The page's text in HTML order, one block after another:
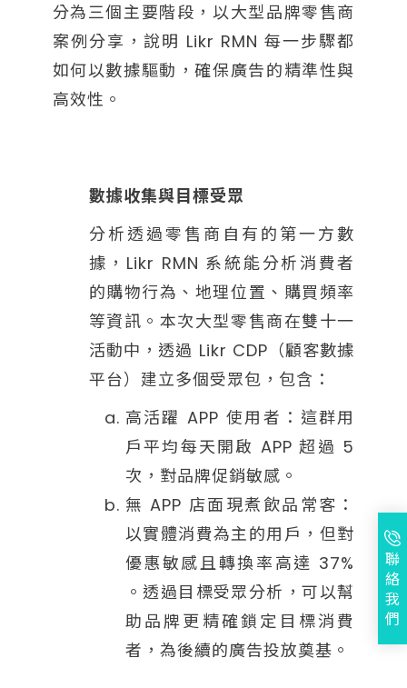
分為三個主要階段，以大型品牌零售商
案例分享，說明 Likr RMN 每一步驟都
如何以數據驅動，確保廣告的精準性與
高效性。
數據收集與目標受眾
分析透過零售商自有的第一方數
據，Likr RMN 系統能分析消費者
的購物行為、地理位置、購買頻率
等資訊。本次大型零售商在雙十一
活動中，透過 Likr CDP（顧客數據
平台）建立多個受眾包，包含：
高活躍 APP 使用者：這群用
戶平均每天開啟 APP 超過 5
次，對品牌促銷敏感。
無 APP 店面現煮飲品常客：
以實體消費為主的用戶，但對
優惠敏感且轉換率高達 37%​
。透過目標受眾分析，可以幫
助品牌更精確鎖定目標消費
者，為後續的廣告投放奠基。
聯
絡
我
們